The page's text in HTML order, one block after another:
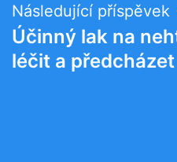
Následující příspěvek
Účinný lak na
léčit a předcházet